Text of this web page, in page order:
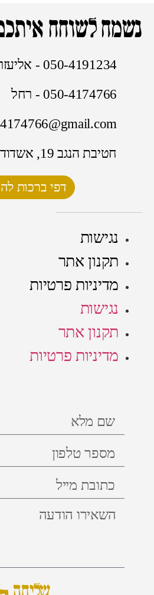
נשמח לשוחח
050-4191234 - אליעזר
050-4174766 - רחל
חטיבת הנגב 19, אשדוד
דפי ברכות
נגישות
תקנון אתר
מדיניות פרטיות
נגישות
תקנון אתר
מדיניות פרטיות